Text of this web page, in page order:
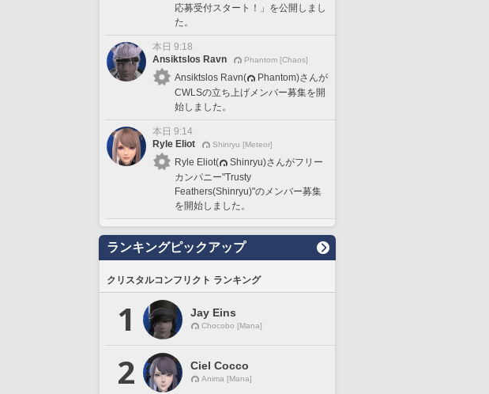
応募受付スタート！」を公開しまし
た。
本日 9:18
Ansiktslos Ravn
Phantom [Chaos]
Ansiktslos Ravn(
Phantom)さんが
CWLSの立ち上げメンバー募集を開
始しました。
本日 9:14
Ryle Eliot
Shinryu [Meteor]
Ryle Eliot(
Shinryu)さんがフリー
カンパニー"Trusty
Feathers(Shinryu)"のメンバー募集
を開始しました。
ランキングピックアップ
クリスタルコンフリクト ランキング
1 Jay Eins
Chocobo [Mana]
2 Ciel Cocco
Anima [Mana]